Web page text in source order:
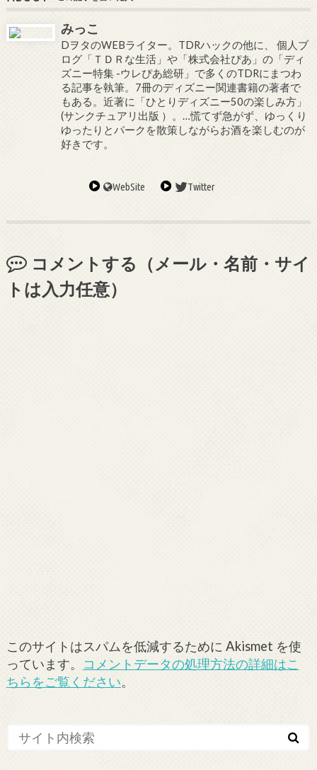
みっこ
DヲタのWEBライター。TDRハックの他に、 個人ブ
ログ「ＴＤＲな生活」や「株式会社ぴあ」の「ディ
ズニー特集 -ウレぴあ総研」で多くのTDRにまつわ
る記事を執筆。7冊のディズニー関連書籍の著者で
もある。近著に「ひとりディズニー50の楽しみ方」
(サンクチュアリ出版 ）。…慌てず急がず、ゆっくり
ゆったりとパークを散策しながらお酒を楽しむのが
好きです。
WebSite Twitter
コメントする（メール・名前・サイ
トは入力任意）
このサイトはスパムを低減するために Akismet を使
っています。 コメントデータの処理方法の詳細はこ
ちらをご覧ください。